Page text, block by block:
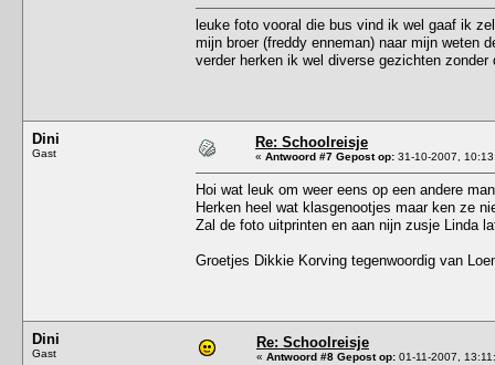
leuke foto vooral die bus vind ik wel gaaf ik
mijn broer (freddy enneman) naar mijn weten
verder herken ik wel diverse gezichten
Dini
Gast
Re: Schoolreisje
« Antwoord #7 Gepost op: 31-10-2007,
Hoi wat leuk om weer eens op een andere
Herken heel wat klasgenootjes maar ken ze
Zal de foto uitprinten en aan nijn zusje Linda
Groetjes Dikkie Korving tegenwoordig van
Dini
Gast
Re: Schoolreisje
« Antwoord #8 Gepost op: 01-11-2007,